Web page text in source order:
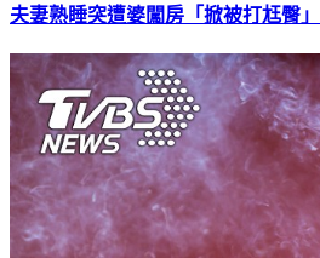
夫妻熟睡突遭婆闖房「掀被打尪臀